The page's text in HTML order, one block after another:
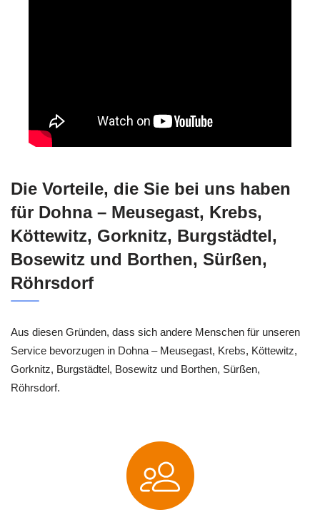
Die Vorteile, die Sie bei uns haben
für Dohna – Meusegast, Krebs,
Köttewitz, Gorknitz, Burgstädtel,
Bosewitz und Borthen, Sürßen,
Röhrsdorf
Aus diesen Gründen, dass sich andere Menschen für unseren
Service bevorzugen in Dohna – Meusegast, Krebs, Köttewitz,
Gorknitz, Burgstädtel, Bosewitz und Borthen, Sürßen,
Röhrsdorf.